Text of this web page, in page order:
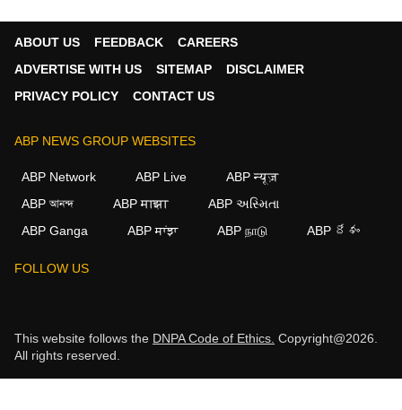
ABOUT US FEEDBACK
CAREERS
ADVERTISE WITH US
SITEMAP
DISCLAIMER
PRIVACY POLICY
CONTACT US
ABP NEWS GROUP WEBSITES
ABP Network ABP Live
ABP न्यूज़
ABP আনন্দ
ABP माझा
ABP અસ્મિતા
ABP Ganga
ABP ਸਾਂਝਾ ABP நாடு ABP దేశం
FOLLOW US
This website follows the DNPA Code of Ethics. Copyright@2026.
All rights reserved.